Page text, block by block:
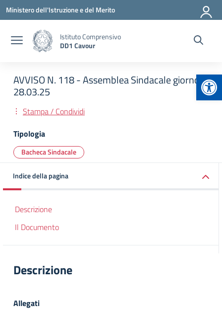
Vai ai contenuti
Vai al menu di navigazione
Vai al footer
Ministero dell'Istruzione e del Merito
Istituto Comprensivo
DD1 Cavour
AVVISO N. 118 - Assemblea Sindacale giorno
28.03.25
Stampa / Condividi
Tipologia
Bacheca Sindacale
Indice della pagina
Descrizione
Il Documento
Descrizione
Allegati